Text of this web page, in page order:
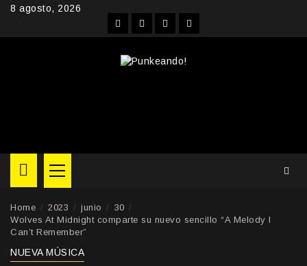
Skip8 agosto, 2026
FacebookInstagram
YouTubeTwitter
Primary
Menu
Home 2023 junio
30
Wolves At Midnight comparte su nuevo sencillo “A Melody I
Can’t Remember”
NUEVA MÚSICA